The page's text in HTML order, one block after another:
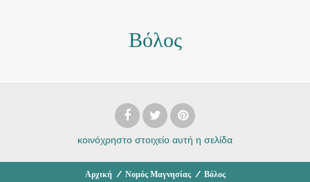
Βόλος
κοινόχρηστο στοιχείο αυτή η σελίδα
Αρχική / Νομός Μαγνησίας / Βόλος